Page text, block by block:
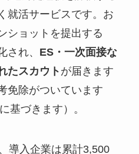
就活サービスです。お
ショットを提出する
され、 ES・一次面接な
たスカウト が届きます
免除がついています
基づきます）。
導入企業は累計3,500